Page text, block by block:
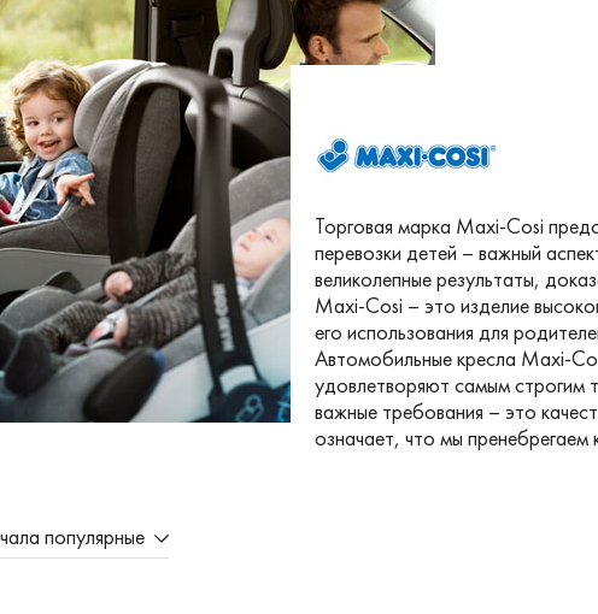
Торговая марка Maxi-Cosi
перевозки детей – важный
великолепные результаты,
Maxi-Cosi – это изделие
его использования для
Автомобильные кресла Maxi-
удовлетворяют самым строгим
важные требования – это
означает, что мы
популярные